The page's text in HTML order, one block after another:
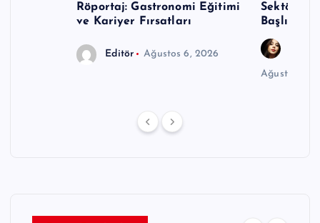
Röportaj: Gastronomi Eğitimi
ve Kariyer Fırsatları
Editör Ağustos 6, 2026
Başlıyor
Ağustos 6,